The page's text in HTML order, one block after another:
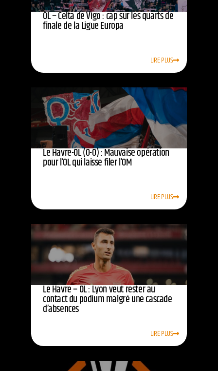
OL – Celta de Vigo : cap sur les quarts de
finale de la Ligue Europa
LIRE PLUS
Le Havre-OL (0-0) : Mauvaise opération
pour l’OL qui laisse filer l’OM
LIRE PLUS
Le Havre – OL : Lyon veut rester au
contact du podium malgré une cascade
d’absences
LIRE PLUS